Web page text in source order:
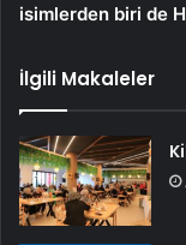
isimlerden biri de
İlgili Makaleler